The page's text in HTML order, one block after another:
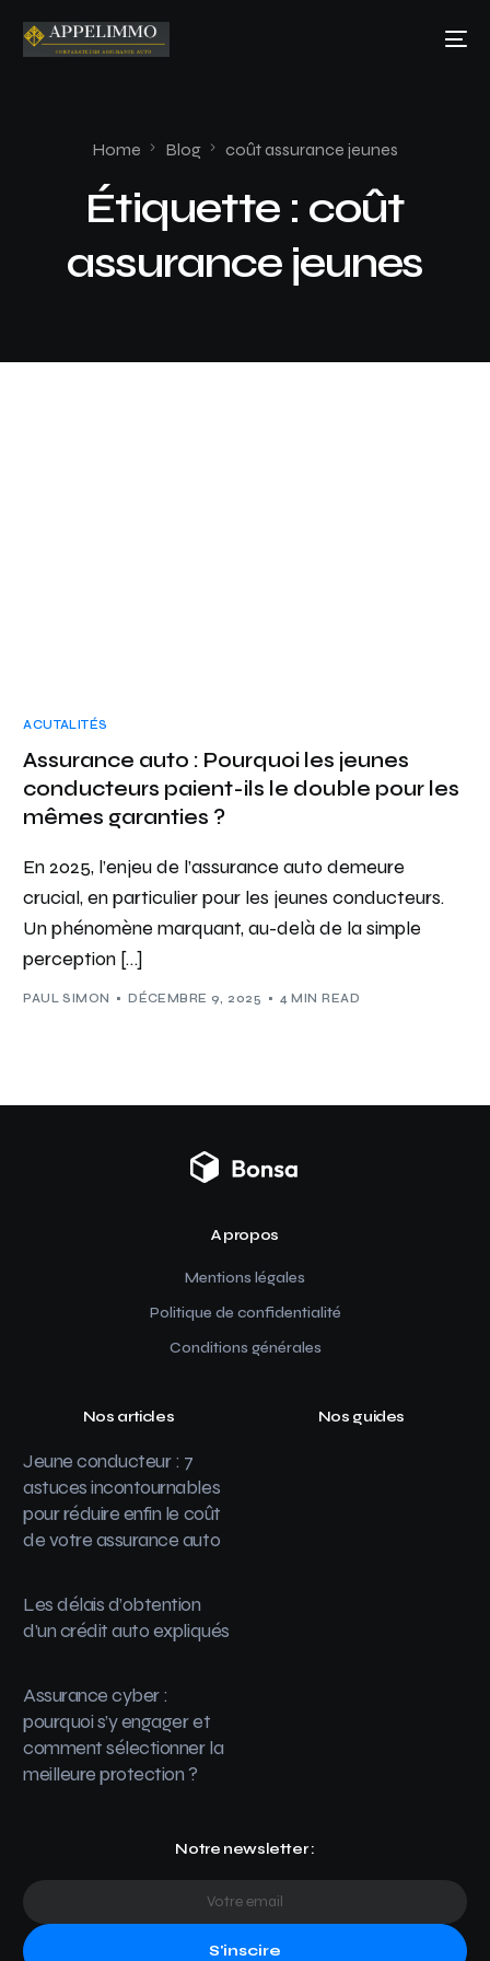
Home Blog coût assurance jeunes
Étiquette : coût
assurance jeunes
ACUTALITÉS
Assurance auto : Pourquoi les jeunes
conducteurs paient-ils le double pour les
mêmes garanties ?
En 2025, l’enjeu de l’assurance auto demeure
crucial, en particulier pour les jeunes conducteurs.
Un phénomène marquant, au-delà de la simple
perception […]
PAUL SIMON DÉCEMBRE 9, 2025 4 MIN READ
A propos
Mentions légales
Politique de confidentialité
Conditions générales
Nos articles
Jeune conducteur : 7
astuces incontournables
pour réduire enfin le coût
de votre assurance auto
Les délais d’obtention
d’un crédit auto expliqués
Assurance cyber :
pourquoi s’y engager et
comment sélectionner la
meilleure protection ?
Nos guides
Notre newsletter :
S'inscire